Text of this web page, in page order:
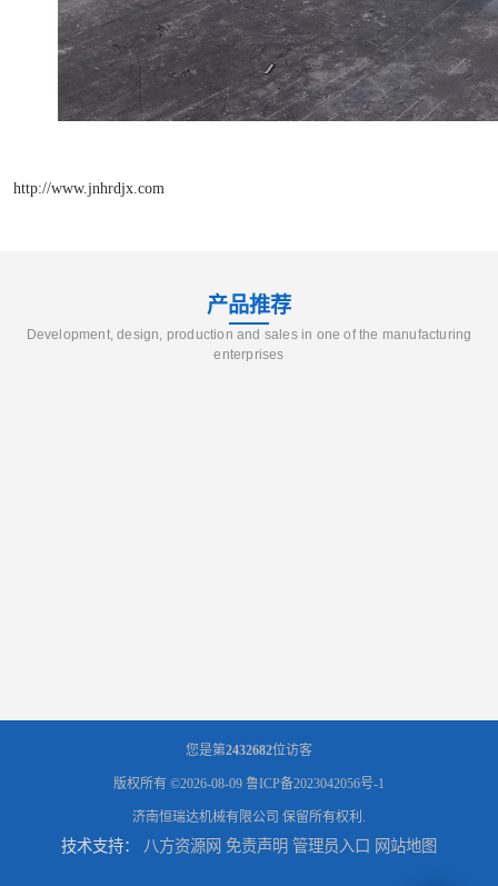
http://www.jnhrdjx.com
产品推荐
Development, design, production and sales in one of the manufacturing
enterprises
您是第2432682位访客
版权所有 ©2026-08-09 鲁ICP备2023042056号-1
济南恒瑞达机械有限公司 保留所有权利.
技术支持： 八方资源网 免责声明 管理员入口 网站地图